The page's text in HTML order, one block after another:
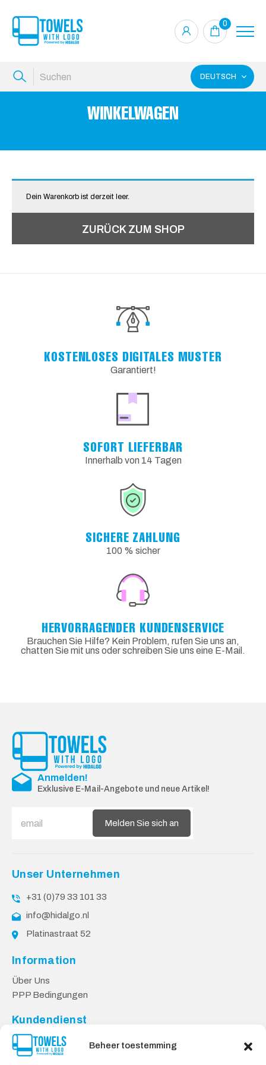
Beheer toestemming
0
DEUTSCH
WINKELWAGEN
Dein Warenkorb ist derzeit leer.
ZURÜCK ZUM SHOP
KOSTENLOSES DIGITALES MUSTER
Garantiert!
SOFORT LIEFERBAR
Innerhalb von 14 Tagen
SICHERE ZAHLUNG
100 % sicher
HERVORRAGENDER KUNDENSERVICE
Brauchen Sie Hilfe? Kein Problem, rufen Sie uns an,
chatten Sie mit uns oder schreiben Sie uns eine E-Mail.
Anmelden!
Exklusive E-Mail-Angebote und neue Artikel!
Melden Sie sich an
Unser Unternehmen
+31 (0)79 33 101 33
info@hidalgo.nl
Platinastraat 52
Information
Über Uns
PPP Bedingungen
Kundendienst
Kontakt
Datenschutzbestimmungen